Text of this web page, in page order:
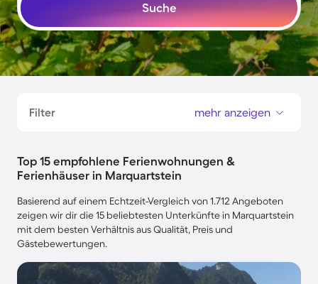
Suche
Filter mehr anzeigen
Top 15 empfohlene Ferienwohnungen &
Ferienhäuser in Marquartstein
Basierend auf einem Echtzeit-Vergleich von 1.712 Angeboten
zeigen wir dir die 15 beliebtesten Unterkünfte in Marquartstein
mit dem besten Verhältnis aus Qualität, Preis und
Gästebewertungen.